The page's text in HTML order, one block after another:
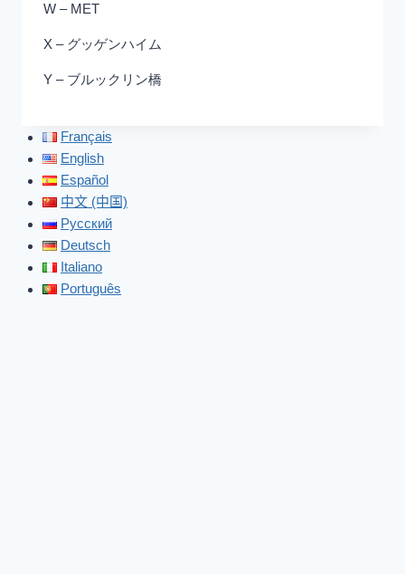
W – MET
X – グッゲンハイム
Y – ブルックリン橋
Français
English
Español
中文 (中国)
Русский
Deutsch
Italiano
Português